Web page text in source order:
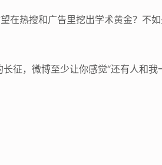
在热搜和广告里挖出学术黄金？不
征，微博至少让你感觉“还有人和我